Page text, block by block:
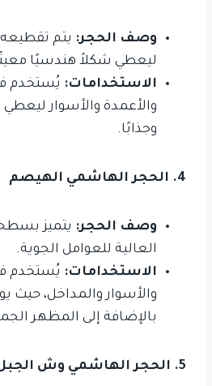
وصف الحجر: يتم
ليعطي شكلاً هندسيًا
الاستخدامات: يُستخدم
والأعمدة والأسوار ليعطي
وجذابًا.
4. الحجر الهاشمي الهيصم
وصف الحجر: يتميز
العالية للعوامل الجوية.
الاستخدامات: يُستخدم
والأسوار والمداخل، حيث
بالإضافة إلى المظهر
5. الحجر الهاشمي وش الجبل